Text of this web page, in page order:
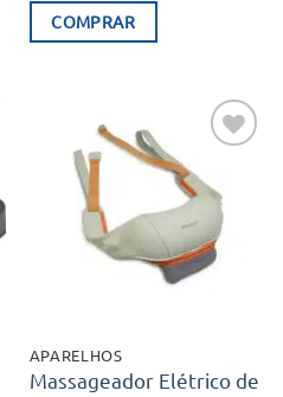
original
era:
COMPRAR
Adicionar
aos meus
desejos
APARELHOS
Massageador Elétrico de